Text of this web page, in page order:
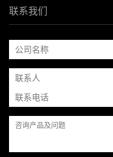
联系我们